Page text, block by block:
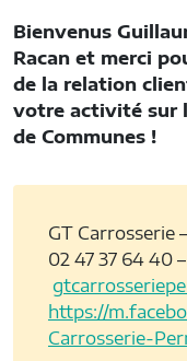
Bienvenus
Racan et merci
de la relation
votre activité sur
de Communes !
GT Carrosserie
02 47 37 64 40
https://
Carrosserie-